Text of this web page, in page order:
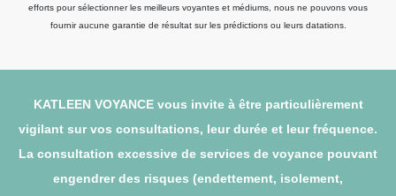
efforts pour sélectionner les meilleurs voyantes et médiums, nous ne pouvons vous
fournir aucune garantie de résultat sur les prédictions ou leurs datations.
KATLEEN VOYANCE vous invite à être particulièrement
vigilant sur vos consultations, leur durée et leur fréquence.
La consultation excessive de services de voyance pouvant
engendrer des risques (endettement, isolement,